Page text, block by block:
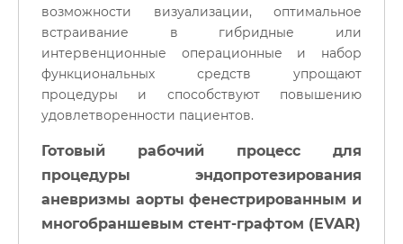
возможности визуализации, оптимальное
встраивание в гибридные или
интервенционные операционные и набор
функциональных средств упрощают
процедуры и способствуют повышению
удовлетворенности пациентов.
Готовый рабочий процесс для
процедуры эндопротезирования
аневризмы аорты фенестрированным и
многобраншевым стент-графтом (EVAR)